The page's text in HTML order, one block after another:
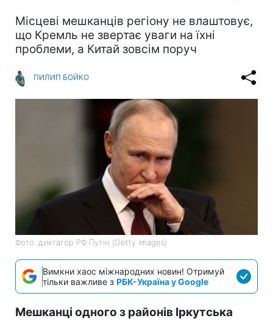
Місцеві мешканців регіону не влаштовує,
що Кремль не звертає уваги на їхні
проблеми, а Китай зовсім поруч
ПИЛИП БОЙКО
Фото: диктатор РФ Путін (Getty Images)
Вимкни хаос міжнародних новин! Отримуй
тільки важливе з РБК-Україна у Google
Мешканці одного з районів Іркутська